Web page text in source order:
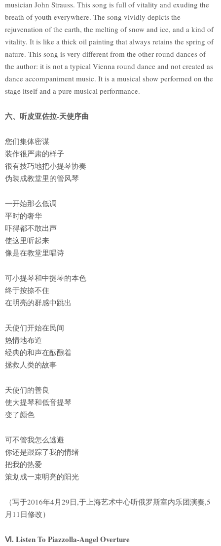
musician John Strauss. This song is full of vitality and exuding the
breath of youth everywhere. The song vividly depicts the
rejuvenation of the earth, the melting of snow and ice, and a kind of
vitality. It is like a thick oil painting that always retains the spring of
nature. This song is very different from the other round dances of
the author: it is not a typical Vienna round dance and not created as
dance accompaniment music. It is a musical show performed on the
stage itself and a pure musical performance.
六、听皮亚佐拉-天使序曲
您们集体密谋
装作很严肃的样子
很有技巧地把小提琴协奏
伪装成教堂里的管风琴
一开始那么低调
平时的奢华
吓得都不敢出声
使这里听起来
像是在教堂里唱诗
可小提琴和中提琴的本色
终于按捺不住
在明亮的群感中跳出
天使们开始在民间
热情地布道
经典的和声在酝酿着
拯救人类的故事
天使们的善良
使大提琴和低音提琴
变了颜色
可不管我怎么逃避
你还是跟踪了我的情绪
把我的热爱
策划成一束明亮的阳光
（写于2016年4月29日,于上海艺术中心听俄罗斯室内乐团演奏,5
月11日修改）
Ⅵ. Listen To Piazzolla-Angel Overture